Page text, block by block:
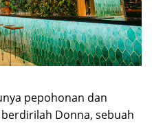
pepohonan dan
Donna, sebuah